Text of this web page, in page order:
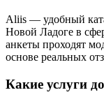
Aliis — удобный
Новой Ладоге в
анкеты проходят
основе реальных
Какие услуги